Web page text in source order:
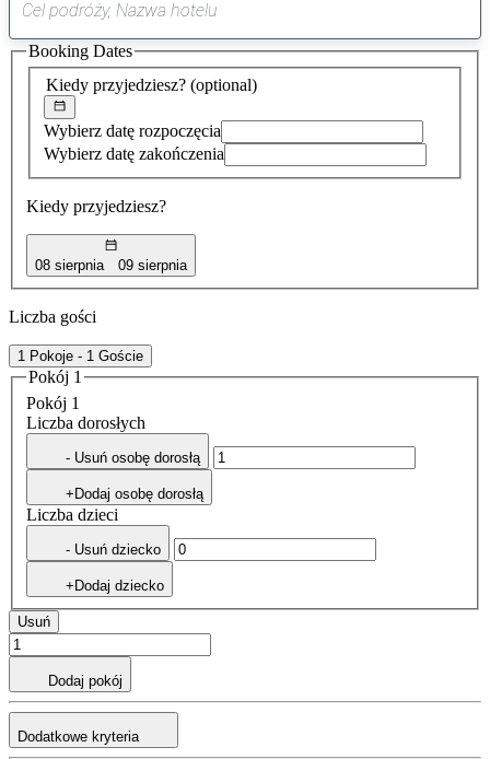
sugestia
została
znaleziona
Kiedy przyjedziesz? (optional)
Wybierz datę rozpoczęcia
Wybierz datę zakończenia
Kiedy przyjedziesz?
08 sierpnia 09 sierpnia
Booking Dates
Liczba gości
1 Pokoje - 1 Goście
Pokój 1
Pokój 1
Liczba dorosłych
- Usuń osobę dorosłą
+Dodaj osobę dorosłą
Liczba dzieci
- Usuń dziecko
+Dodaj dziecko
Usuń
Dodaj pokój
Dodatkowe kryteria